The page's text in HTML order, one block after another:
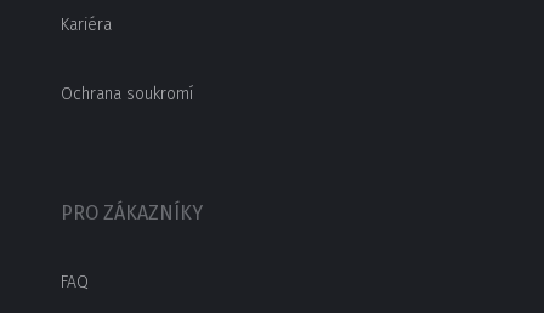
Kariéra
Ochrana soukromí
PRO ZÁKAZNÍKY
FAQ